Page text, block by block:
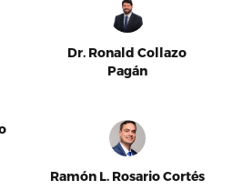
Dr. Ronald Collazo
Pagán
Ramón L. Rosario Cortés